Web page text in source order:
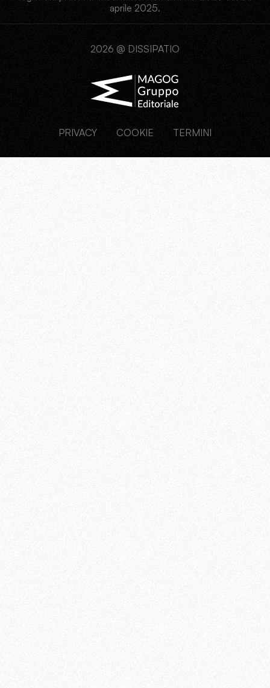
aprile 2025.
2026 @ DISSIPATIO
PRIVACY COOKIE TERMINI